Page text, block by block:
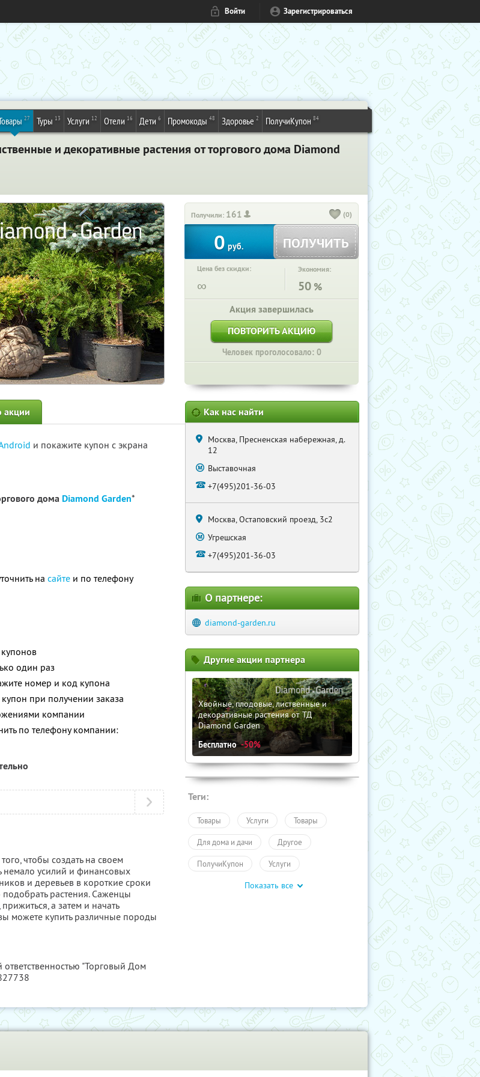
Войти Зарегистрироваться
27 Туры 13 Услуги 12 Отели 16 Дети 6 Промокоды 48 Здоровье 2 ПолучиКупон 84
и декоративные растения от торгового дома Diamond
Получили: 161 (0)
0 руб. ПОЛУЧИТЬ
Цена без скидки:
∞
Экономия:
50 %
Акция завершилась
ПОВТОРИТЬ АКЦИЮ
Человек проголосовало: 0
акции
и покажите купон с экрана
дома Diamond Garden*
на сайте и по телефону
один раз
номер и код купона
при получении заказа
компании
по телефону компании:
чтобы создать на своем
немало усилий и финансовых
и деревьев в короткие сроки
растения. Саженцы
а затем и начать
можете купить различные породы
"Торговый Дом
Как нас найти
Москва, Пресненская набережная, д.
12
Выставочная
+7(495)201-36-03
Москва, Остаповский проезд, 3с2
Угрешская
+7(495)201-36-03
О партнере:
diamond-garden.ru
Другие акции партнера
Хвойные, плодовые, лиственные и
декоративные растения от ТД
Diamond Garden
Бесплатно -50%
Теги:
Товары Услуги Товары
Для дома и дачи Другое
ПолучиКупон Услуги
Показать все